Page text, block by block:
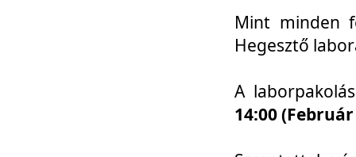
Mint minden
Hegesztő
A
14:00